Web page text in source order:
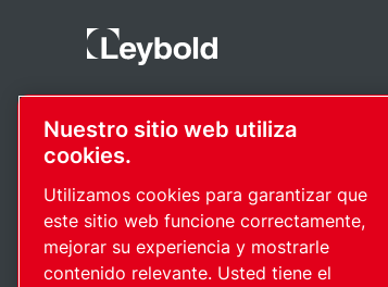
Productos
con pasión.
Nuestro sitio web utiliza
cookies.
Utilizamos cookies para garantizar que
este sitio web funcione correctamente,
mejorar su experiencia y mostrarle
contenido relevante. Usted tiene el